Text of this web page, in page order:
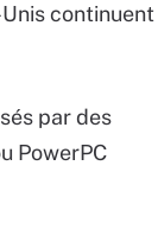
continuent
par des
PowerPC